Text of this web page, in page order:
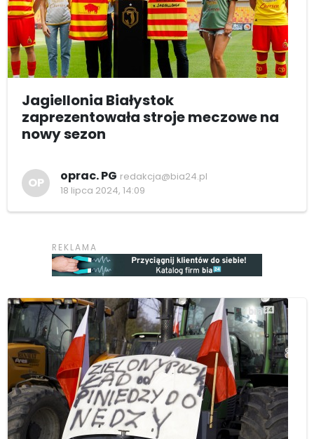
Jagiellonia Białystok
zaprezentowała stroje meczowe na
nowy sezon
OP oprac. PG redakcja@bia24.pl
18 lipca 2024, 14:09